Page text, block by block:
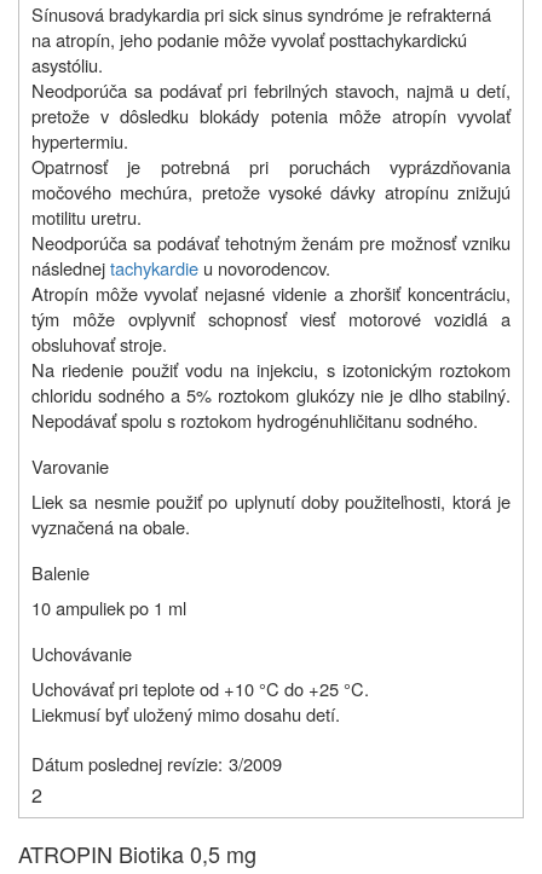
Sínusová bradykardia pri sick sinus syndróme je refrakterná
na atropín, jeho podanie môže vyvolať posttachykardickú
asystóliu.
Neodporúča sa podávať pri febrilných stavoch, najmä u detí,
pretože v dôsledku blokády potenia môže atropín vyvolať
hypertermiu.
Opatrnosť je potrebná pri poruchách vyprázdňovania
močového mechúra, pretože vysoké dávky atropínu znižujú
motilitu uretru.
Neodporúča sa podávať tehotným ženám pre možnosť vzniku
následnejtachykardie u novorodencov.
Atropín môže vyvolať nejasné videnie a zhoršiť koncentráciu,
tým môže ovplyvniť schopnosť viesť motorové vozidlá a
obsluhovať stroje.
Na riedenie použiť vodu na injekciu, s izotonickým roztokom
chloridu sodného a 5% roztokom glukózy nie je dlho stabilný.
Nepodávať spolu s roztokom hydrogénuhličitanu sodného.
Varovanie
Liek sa nesmie použiť po uplynutí doby použiteľnosti, ktorá je
vyznačená na obale.
Balenie
10 ampuliek po 1 ml
Uchovávanie
Uchovávať pri teplote od +10 °C do +25 °C.
Liekmusí byť uložený mimo dosahu detí.
Dátum poslednej revízie: 3/2009
2
ATROPIN Biotika 0,5 mg